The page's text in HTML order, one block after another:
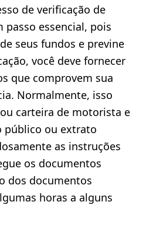
de verificação de
passo essencial, pois
seus fundos e previne
você deve fornecer
que comprovem sua
Normalmente, isso
carteira de motorista e
público ou extrato
as instruções
os documentos
dos documentos
horas a alguns